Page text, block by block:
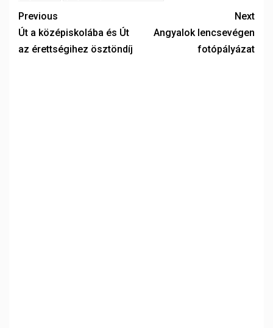
Previous
Út a középiskolába és Út
az érettségihez ösztöndíj
Next
Angyalok lencsevégen
fotópályázat